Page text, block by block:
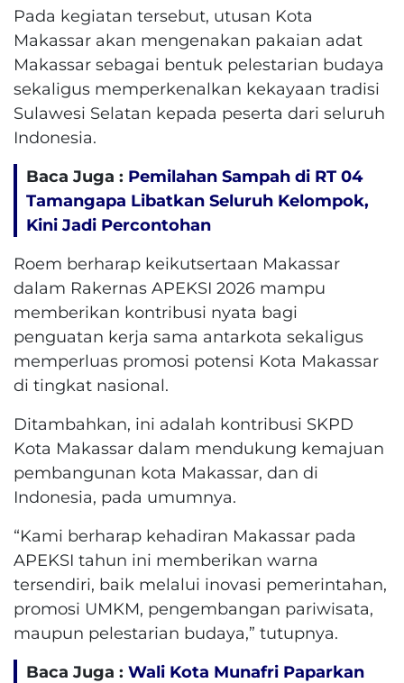
Pada kegiatan tersebut, utusan Kota
Makassar akan mengenakan pakaian adat
Makassar sebagai bentuk pelestarian budaya
sekaligus memperkenalkan kekayaan tradisi
Sulawesi Selatan kepada peserta dari seluruh
Indonesia.
Baca Juga : Pemilahan Sampah di RT 04
Tamangapa Libatkan Seluruh Kelompok,
Kini Jadi Percontohan
Roem berharap keikutsertaan Makassar
dalam Rakernas APEKSI 2026 mampu
memberikan kontribusi nyata bagi
penguatan kerja sama antarkota sekaligus
memperluas promosi potensi Kota Makassar
di tingkat nasional.
Ditambahkan, ini adalah kontribusi SKPD
Kota Makassar dalam mendukung kemajuan
pembangunan kota Makassar, dan di
Indonesia, pada umumnya.
“Kami berharap kehadiran Makassar pada
APEKSI tahun ini memberikan warna
tersendiri, baik melalui inovasi pemerintahan,
promosi UMKM, pengembangan pariwisata,
maupun pelestarian budaya,” tutupnya.
Baca Juga : Wali Kota Munafri Paparkan